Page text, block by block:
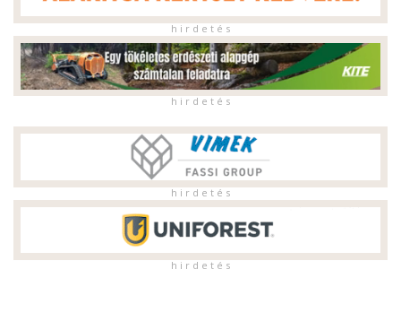
h i r d e t é s
h i r d e t é s
h i r d e t é s
h i r d e t é s